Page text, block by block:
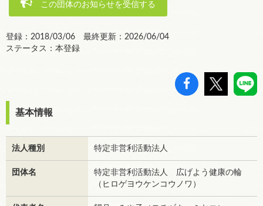
この団体のお知らせを受信する
登録：2018/03/06 最終更新：2026/06/04
ステータス：本登録
基本情報
法人種別 特定非営利活動法人
団体名
特定非営利活動法人 広げよう健康の輪
（ヒロゲヨウケンコウノワ）